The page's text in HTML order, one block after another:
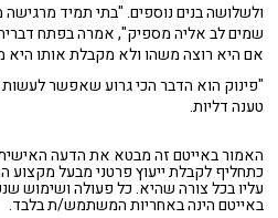
ולשלושה בנים נוספים. "בתי תמיד
שמים לב אליה מספיק", אמרה בפתח
אם היא רוצה משהו ולא מקבלת אותו היא
"פינוק הוא הדבר הכי גרוע שאפשר לעשות
טענה דליות.
האמור באייטם זה מבטא את הדעה
כתחליף לקבלת ייעוץ פרטני מבעל
עליו בכל צורה שהיא. כל פעולה ושימוש
באייטם הינה באחריות המשתמש/ת בלבד.